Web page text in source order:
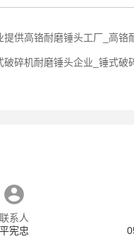
提供高铬耐磨锤头工厂_高铬
破碎机耐磨锤头企业_锤式破
联系人
平宪忠